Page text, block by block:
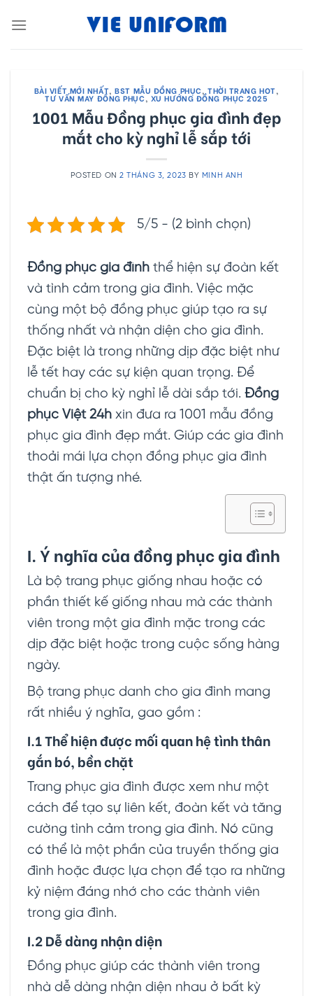
BÀI VIẾT MỚI NHẤT,BST MẪU ĐỒNG PHỤC, THỜI TRANG HOT,
TƯ VẤN MAY ĐỒNG PHỤC, XU HƯỚNG ĐỒNG PHỤC 2025
1001 Mẫu Đồng phục gia đình đẹp
mắt cho kỳ nghỉ lễ sắp tới
POSTED ON2 THÁNG 3, 2023 BY MINH ANH
5/5 - (2 bình chọn)
Đồng phục gia đình thể hiện sự đoàn kết
và tình cảm trong gia đình. Việc mặc
cùng một bộ đồng phục giúp tạo ra sự
thống nhất và nhận diện cho gia đình.
Đặc biệt là trong những dịp đặc biệt như
lễ tết hay các sự kiện quan trọng. Để
chuẩn bị cho kỳ nghỉ lễ dài sắp tới. Đồng
phục Việt 24h xin đưa ra 1001 mẫu đồng
phục gia đình đẹp mắt. Giúp các gia đình
thoải mái lựa chọn đồng phục gia đình
thật ấn tượng nhé.
I. Ý nghĩa của đồng phục gia đình
Là bộ trang phục giống nhau hoặc có
phần thiết kế giống nhau mà các thành
viên trong một gia đình mặc trong các
dịp đặc biệt hoặc trong cuộc sống hàng
ngày.
Bộ trang phục danh cho gia đình mang
rất nhiều ý nghĩa, gao gồm :
I.1 Thể hiện được mối quan hệ tình thân
gắn bó, bền chặt
Trang phục gia đình được xem như một
cách để tạo sự liên kết, đoàn kết và tăng
cường tình cảm trong gia đình. Nó cũng
có thể là một phần của truyền thống gia
đình hoặc được lựa chọn để tạo ra những
kỷ niệm đáng nhớ cho các thành viên
trong gia đình.
I.2 Dễ dàng nhận diện
Đồng phục giúp các thành viên trong
nhà dễ dàng nhận diện nhau ở bất kỳ